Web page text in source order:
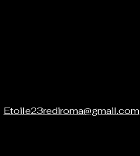
Etoile23rediroma@gmail.com